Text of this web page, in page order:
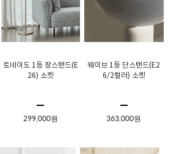
토네이도 1등 장스탠드(E
26) 소켓
299,000원
웨이브 1등 단스탠드(E2
6/2컬러) 소켓
363,000원